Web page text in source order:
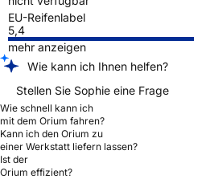
EU-Reifenlabel
5,4
mehr anzeigen
Wie kann ich Ihnen helfen?
Stellen Sie Sophie eine Frage
Wie schnell kann ich
mit dem Orium fahren?
Kann ich den Orium zu
einer Werkstatt liefern lassen?
Ist der
Orium effizient?